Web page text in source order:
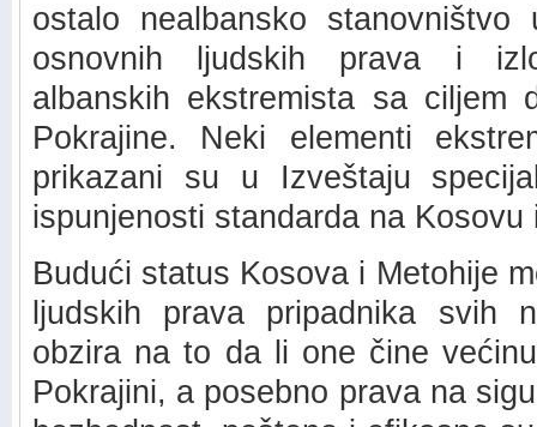
ostalo nealbansko
osnovnih ljudskih prava i
albanskih ekstremista sa ciljem
Pokrajine. Neki elementi
prikazani su u Izveštaju
ispunjenosti standarda na
Budući status Kosova i Metohije
ljudskih prava pripadnika svih
obzira na to da li one čine
Pokrajini, a posebno prava na